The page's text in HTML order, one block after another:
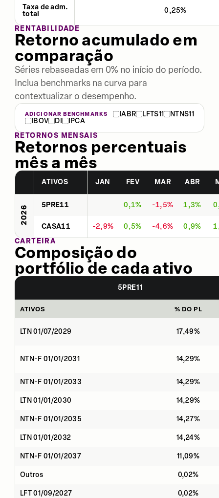
Taxa de adm.
total
0,25%
RENTABILIDADE
Retorno acumulado em
comparação
Séries rebaseadas em 0% no início do período.
Inclua benchmarks na curva para
contextualizar o desempenho.
ADICIONAR BENCHMARKS IABR LFTS11
NTNS11
IBOV
DI
IPCA
RETORNOS MENSAIS
Retornos percentuais
mês a mês
ATIVOS JAN FEV MAR ABR
2026 5PRE11 0,1% -1,5% 1,3%
CASA11 -2,9% 0,5% -4,6% 0,9%
CARTEIRA
Composição do
portfólio de cada ativo
5PRE11
ATIVOS % DO PL
LTN 01/07/2029 17,49%
NTN-F 01/01/2031 14,29%
NTN-F 01/01/2033 14,29%
LTN 01/01/2030 14,29%
NTN-F 01/01/2035 14,27%
LTN 01/01/2032 14,24%
NTN-F 01/01/2037 11,09%
Outros 0,02%
LFT 01/09/2027 0,02%